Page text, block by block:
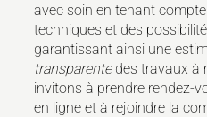
avec soin en tenant
techniques et des
garantissant ainsi une
transparentedes travaux à
invitons à prendre rendez-
en ligne et à rejoindre la